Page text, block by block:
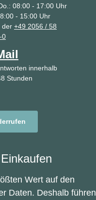
08:00 - 17:00 Uhr
- 15:00 Uhr
der +49 2056 / 58
0
innerhalb
Stunden
Wert auf den
Daten. Deshalb führen